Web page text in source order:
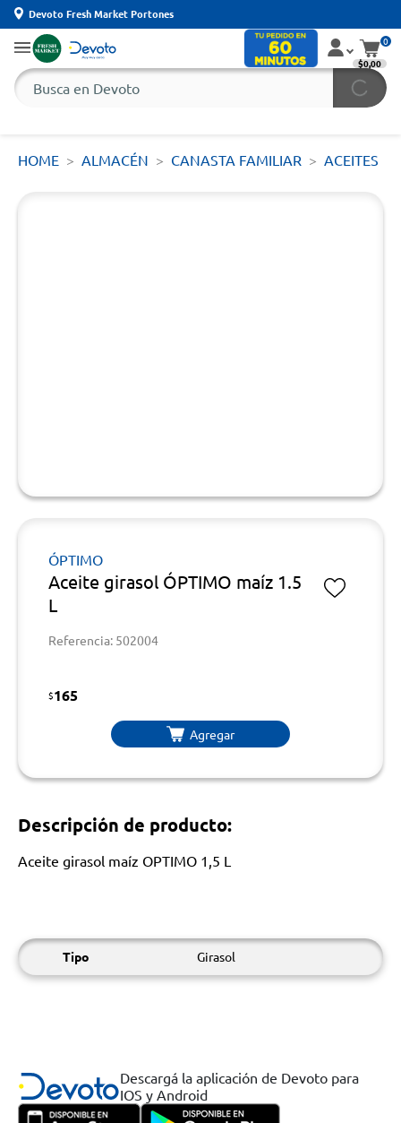
Devoto Fresh Market Portones
0
$0,00
HOME ALMACÉN CANASTA FAMILIAR ACEITES
ÓPTIMO
Aceite girasol ÓPTIMO maíz 1.5
L
Referencia: 502004
$165
Agregar
Descripción de producto:
Aceite girasol maíz OPTIMO 1,5 L
Tipo Girasol
Descargá la aplicación de Devoto para
IOS y Android